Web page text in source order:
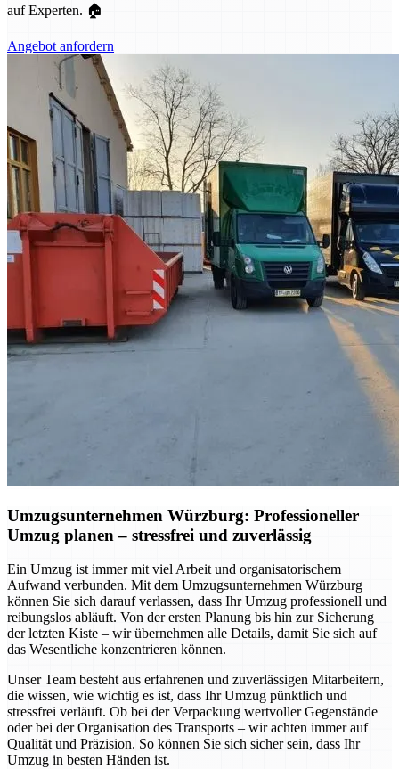
auf Experten. 🏠
Angebot anfordern
Umzugsunternehmen Würzburg: Professioneller
Umzug planen – stressfrei und zuverlässig
Ein Umzug ist immer mit viel Arbeit und organisatorischem
Aufwand verbunden. Mit dem Umzugsunternehmen Würzburg
können Sie sich darauf verlassen, dass Ihr Umzug professionell und
reibungslos abläuft. Von der ersten Planung bis hin zur Sicherung
der letzten Kiste – wir übernehmen alle Details, damit Sie sich auf
das Wesentliche konzentrieren können.
Unser Team besteht aus erfahrenen und zuverlässigen Mitarbeitern,
die wissen, wie wichtig es ist, dass Ihr Umzug pünktlich und
stressfrei verläuft. Ob bei der Verpackung wertvoller Gegenstände
oder bei der Organisation des Transports – wir achten immer auf
Qualität und Präzision. So können Sie sich sicher sein, dass Ihr
Umzug in besten Händen ist.